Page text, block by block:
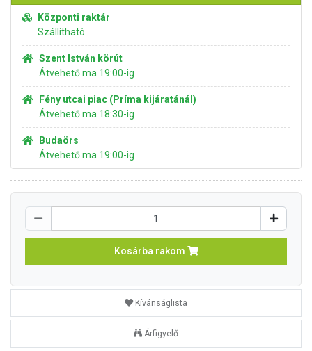
Központi raktár
Szállítható
Szent István körút
Átvehető ma 19:00-ig
Fény utcai piac (Príma kijáratánál)
Átvehető ma 18:30-ig
Budaörs
Átvehető ma 19:00-ig
Kosárba rakom
Kívánságlista
Árfigyelő